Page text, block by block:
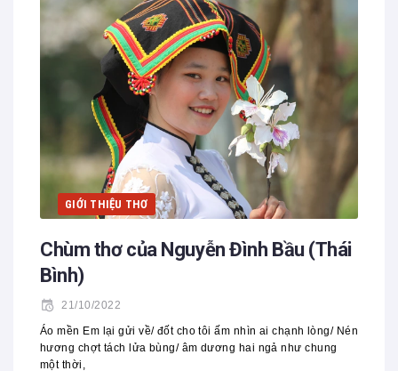
GIỚI THIỆU THƠ
Chùm thơ của Nguyễn Đình Bầu (Thái
Bình)
21/10/2022
Áo mền Em lại gửi về/ đốt cho tôi ấm nhìn ai chạnh lòng/ Nén
hương chợt tách lửa bùng/ âm dương hai ngả như chung
một thời,